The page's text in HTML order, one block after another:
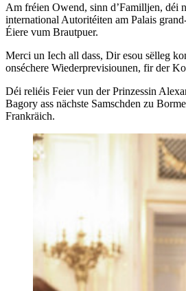
Am fréien Owend, sinn d’Familljen, déi
international Autoritéiten am Palais
Éiere vum Brautpuer.
Merci un Iech all dass, Dir esou sëlleg
onséchere Wiederprevisiounen, fir der
Déi reliéis Feier vun der Prinzessin
Bagory ass nächste Samschden zu
Frankräich.